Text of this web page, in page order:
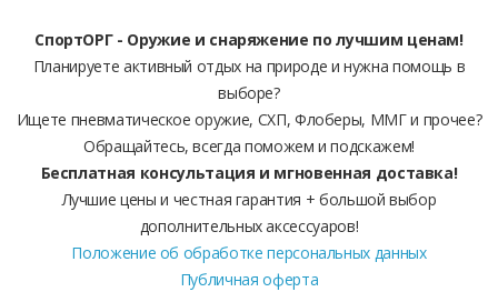
СпортОРГ - Оружие и снаряжение по лучшим ценам!
Планируете активный отдых на природе и нужна помощь в
выборе?
Ищете пневматическое оружие, СХП, Флоберы, ММГ и прочее?
Обращайтесь, всегда поможем и подскажем!
Бесплатная консультация и мгновенная доставка!
Лучшие цены и честная гарантия + большой выбор
дополнительных аксессуаров!
Положение об обработке персональных данных
Публичная оферта